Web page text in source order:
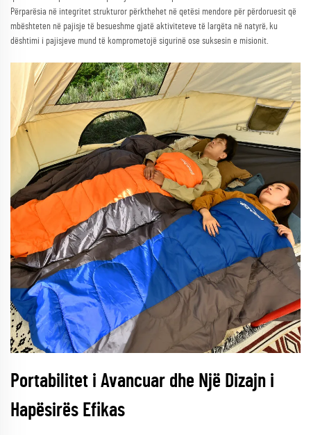
Përparësia në integritet strukturor përkthehet në qetësi mendore për përdoruesit që
mbështeten në pajisje të besueshme gjatë aktiviteteve të largëta në natyrë, ku
dështimi i pajisjeve mund të komprometojë sigurinë ose suksesin e misionit.
Portabilitet i Avancuar dhe Një Dizajn i
Hapësirës Efikas